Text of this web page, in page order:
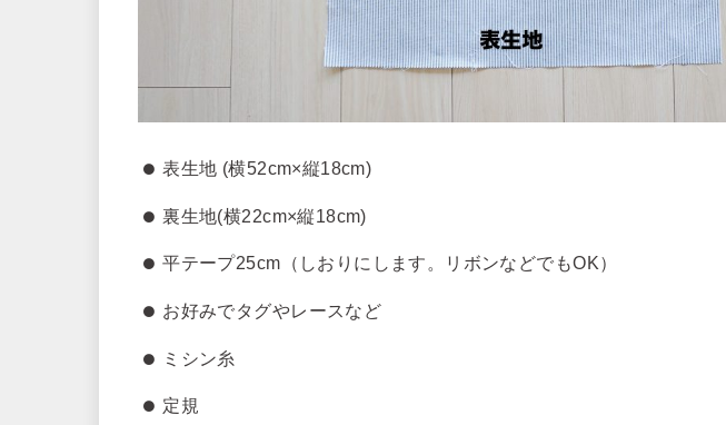
表生地 (横52cm×縦18cm)
裏生地(横22cm×縦18cm)
平テープ25cm（しおりにします。リボンなどでもOK）
お好みでタグやレースなど
ミシン糸
定規